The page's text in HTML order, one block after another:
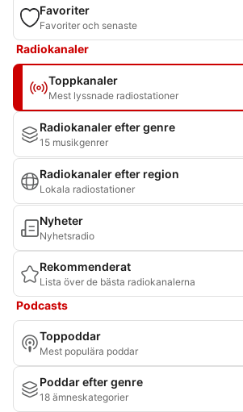
Favoriter
Favoriter och senaste
Radiokanaler
Toppkanaler
Mest lyssnade radiostationer
Radiokanaler efter genre
15 musikgenrer
Radiokanaler efter region
Lokala radiostationer
Nyheter
Nyhetsradio
Rekommenderat
Lista över de bästa radiokanalerna
Podcasts
Toppoddar
Mest populära poddar
Poddar efter genre
18 ämneskategorier